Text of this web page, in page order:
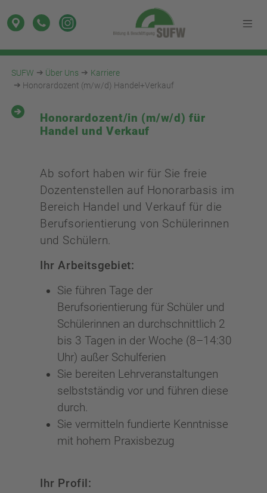
SUFW Über Uns
Karriere
Honorardozent (m/w/d) Handel+Verkauf
Honorar­dozent/in (m/w/d) für
Handel und Verkauf
Ab sofort haben wir für Sie freie
Dozentenstellen auf Honorarbasis im
Bereich Handel und Verkauf für die
Berufsorientierung von Schülerinnen
und Schülern.
Ihr Arbeitsgebiet:
Sie führen Tage der
Berufsorientierung für Schüler und
Schülerinnen an durchschnittlich 2
bis 3 Tagen in der Woche (8–14:30
Uhr) außer Schulferien
Sie bereiten Lehrveranstaltungen
selbstständig vor und führen diese
durch.
Sie vermitteln fundierte Kenntnisse
mit hohem Praxisbezug
Ihr Profil: